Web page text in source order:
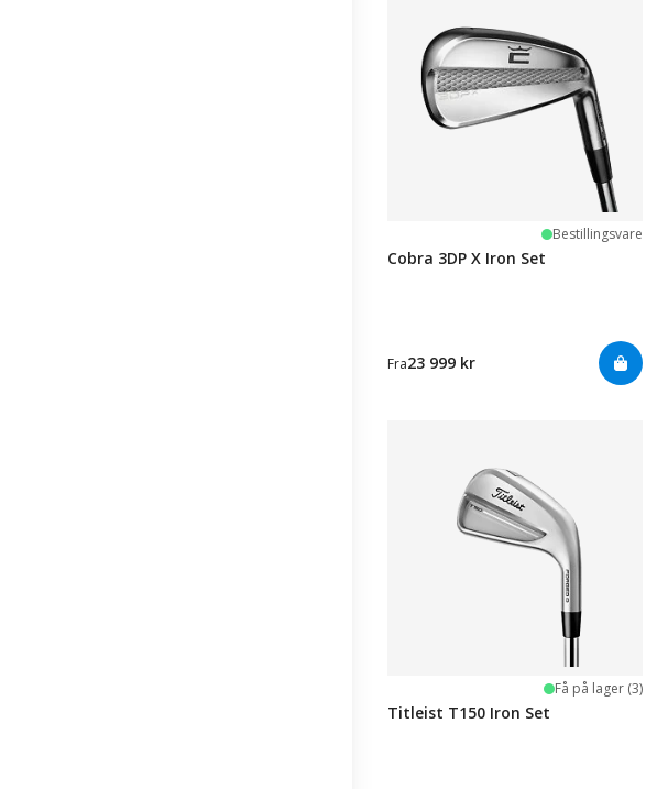
Bestillingsvare
Cobra 3DP X Iron Set
Fra23 999 kr
Få på lager (3)
Titleist T150 Iron Set